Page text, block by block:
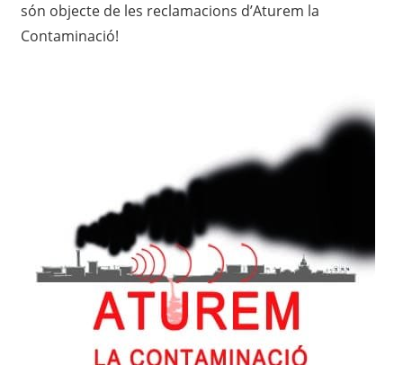
són objecte de les reclamacions d’Aturem la
Contaminació!